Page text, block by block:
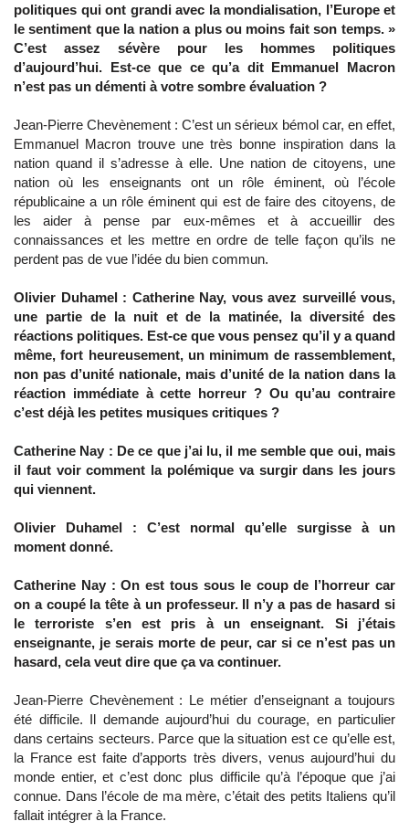
politiques qui ont grandi avec la mondialisation, l’Europe et
le sentiment que la nation a plus ou moins fait son temps. »
C’est assez sévère pour les hommes politiques
d’aujourd’hui. Est-ce que ce qu’a dit Emmanuel Macron
n’est pas un démenti à votre sombre évaluation ?
Jean-Pierre Chevènement : C’est un sérieux bémol car, en effet,
Emmanuel Macron trouve une très bonne inspiration dans la
nation quand il s’adresse à elle. Une nation de citoyens, une
nation où les enseignants ont un rôle éminent, où l’école
républicaine a un rôle éminent qui est de faire des citoyens, de
les aider à pense par eux-mêmes et à accueillir des
connaissances et les mettre en ordre de telle façon qu’ils ne
perdent pas de vue l’idée du bien commun.
Olivier Duhamel : Catherine Nay, vous avez surveillé vous,
une partie de la nuit et de la matinée, la diversité des
réactions politiques. Est-ce que vous pensez qu’il y a quand
même, fort heureusement, un minimum de rassemblement,
non pas d’unité nationale, mais d’unité de la nation dans la
réaction immédiate à cette horreur ? Ou qu’au contraire
c’est déjà les petites musiques critiques ?
Catherine Nay : De ce que j’ai lu, il me semble que oui, mais
il faut voir comment la polémique va surgir dans les jours
qui viennent.
Olivier Duhamel : C’est normal qu’elle surgisse à un
moment donné.
Catherine Nay : On est tous sous le coup de l’horreur car
on a coupé la tête à un professeur. Il n’y a pas de hasard si
le terroriste s’en est pris à un enseignant. Si j’étais
enseignante, je serais morte de peur, car si ce n’est pas un
hasard, cela veut dire que ça va continuer.
Jean-Pierre Chevènement : Le métier d’enseignant a toujours
été difficile. Il demande aujourd’hui du courage, en particulier
dans certains secteurs. Parce que la situation est ce qu’elle est,
la France est faite d’apports très divers, venus aujourd’hui du
monde entier, et c’est donc plus difficile qu’à l’époque que j’ai
connue. Dans l’école de ma mère, c’était des petits Italiens qu’il
fallait intégrer à la France.